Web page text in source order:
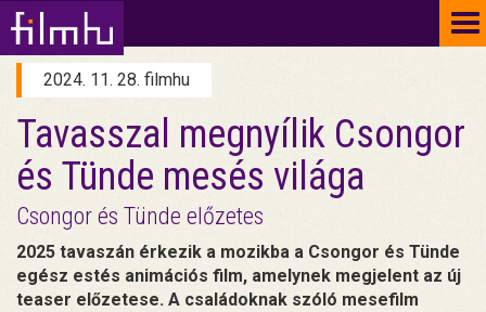
2024. 11. 28. filmhu
Tavasszal megnyílik Csongor
és Tünde mesés világa
Csongor és Tünde előzetes
2025 tavaszán érkezik a mozikba a Csongor és Tünde
egész estés animációs film, amelynek megjelent az új
teaser előzetese. A családoknak szóló mesefilm